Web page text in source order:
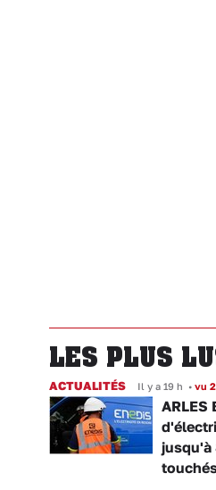
LES PLUS
ACTUALITÉS Il y a 19 h • vu
ARLES
jusqu'à